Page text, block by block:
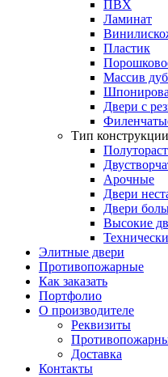
ПВХ
Ламинат
Пластик
Массив
Двери с
Тип конструкции
Арочные
Двери
Двери
Высокие
Элитные двери
Противопожарные
Как заказать
Портфолио
О производителе
Реквизиты
Доставка
Контакты